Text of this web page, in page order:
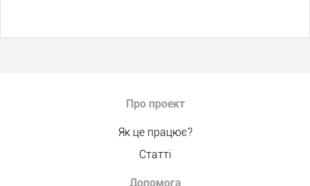
Про проект
Як це працює?
Статті
Допомога